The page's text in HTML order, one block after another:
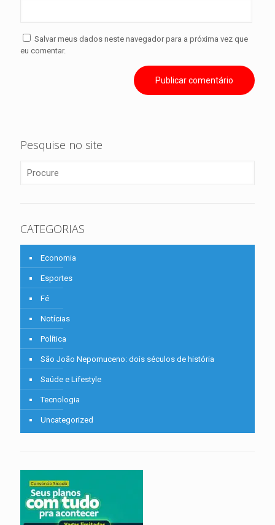
Salvar meus dados neste navegador para a próxima vez que
eu comentar.
Pesquise no site
CATEGORIAS
Economia
Esportes
Fé
Notícias
Política
São João Nepomuceno: dois séculos de história
Saúde e Lifestyle
Tecnologia
Uncategorized